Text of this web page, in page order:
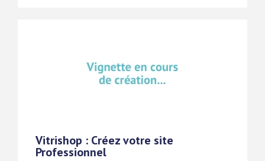
Vitrishop : Créez votre site
Professionnel